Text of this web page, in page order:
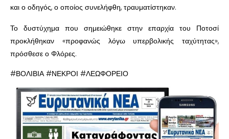
και ο οδηγός, ο οποίος συνελήφθη, τραυματίστηκαν.
Το δυστύχημα που σημειώθηκε στην επαρχία του Ποτοσί
προκλήθηκαν «προφανώς λόγω υπερβολικής ταχύτητας»,
πρόσθεσε ο Φλόρες.
#ΒΟΛΙΒΙΑ #ΝΕΚΡΟΙ #ΛΕΩΦΟΡΕΙΟ